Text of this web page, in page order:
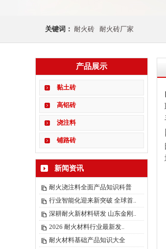
关键词： 耐火砖 耐火砖厂家
产品展示
黏土砖
高铝砖
浇注料
铺路砖
新闻资讯
耐火浇注料全面产品知识科普
行业智能化迎来新突破 全球首..
深耕耐火新材料研发 山东金刚..
2026 耐火材料行业最新发..
耐火材料基础产品知识大全